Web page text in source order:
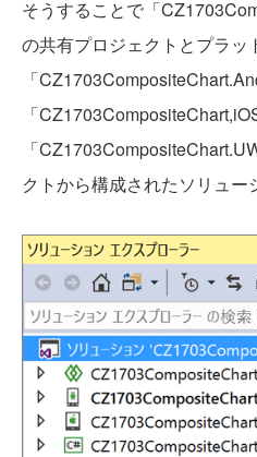
そうすることで「
の共有プロジェクトとプラッ
「
「
「
クトから構成されたソリュー